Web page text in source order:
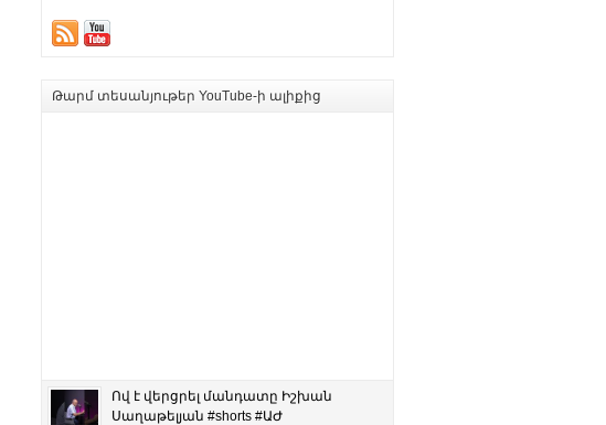
Թարմ տեսանյութեր YouTube-ի ալիքից
Ով է վերցրել մանդատը Իշխան
Սաղաթելյան #shorts #ԱԺ